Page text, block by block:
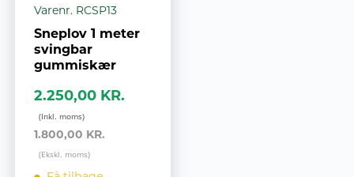
Varenr. RCSP13
Sneplov 1 meter
svingbar
gummiskær
2.250,00 KR.
1.800,00 KR.